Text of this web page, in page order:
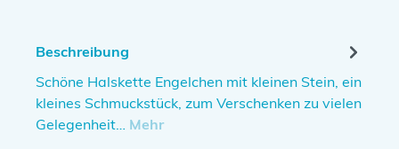
Beschreibung
Schöne Halskette Engelchen mit kleinen Stein, ein
kleines Schmuckstück, zum Verschenken zu vielen
Gelegenheit… Mehr